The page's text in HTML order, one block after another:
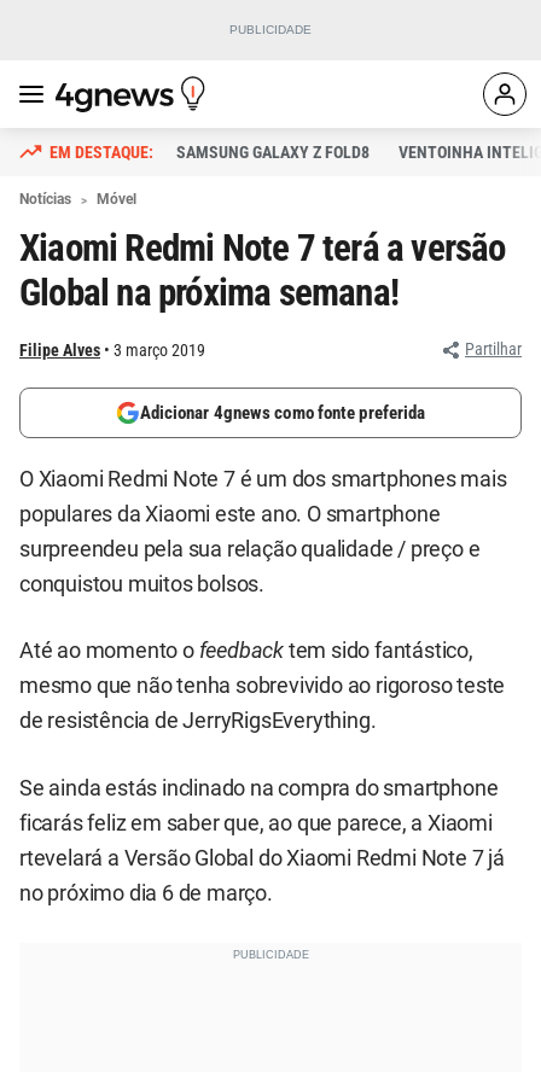
SAMSUNG GALAXY Z FOLD8 VENTOINHA
Notícias Móvel
Xiaomi Redmi Note 7 terá a versão
Global na próxima semana!
Filipe Alves 3 março 2019 Partilhar
Adicionar 4gnews como fonte preferida
O Xiaomi Redmi Note 7 é um dos smartphones mais
populares da Xiaomi este ano. O smartphone
surpreendeu pela sua relação qualidade / preço e
conquistou muitos bolsos.
Até ao momento o feedback tem sido fantástico,
mesmo que não tenha sobrevivido ao rigorosoteste
de resistência de JerryRigsEverything.
Se ainda estás inclinado na compra do smartphone
ficarás feliz em saber que, ao que parece, a Xiaomi
rtevelará a Versão Global do Xiaomi Redmi Note 7 já
no próximo dia 6 de março.